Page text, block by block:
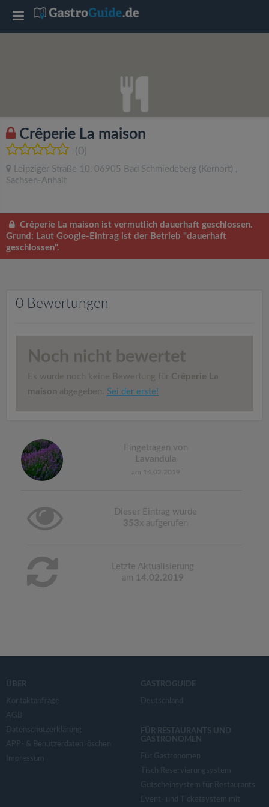
Crêperie La maison
(0)
Leipziger Straße 10, 06905 Bad Schmiedeberg (Kernort) ,
Sachsen-Anhalt
Crêperie La maison ist vermutlich dauerhaft geschlossen.
Grund: Laut Google-Eintrag ist der Betrieb "dauerhaft
geschlossen".
0 Bewertungen
Noch nicht bewertet
Es wurde noch keine Bewertung für Crêperie La
maison abgegeben. Sei der erste!
Eingetragen von
Lavandula
am 14.02.2019
Dieser Eintrag wurde
353x aufgerufen
Letzte Aktualisierung
am 14.02.2019
ÜBER
Kontaktanfrage
AGB
Datenschutzerklärung
APP- & Benutzerdaten löschen
Impressum
GASTROGUIDE
Deutschland
FÜR RESTAURANTS UND
GASTRONOMEN
Für Gastronomen
Tisch Reservierungsystem
Gutscheinsystem für Restaurants
Event- und Ticketsystem mit
T
l
e
a
o